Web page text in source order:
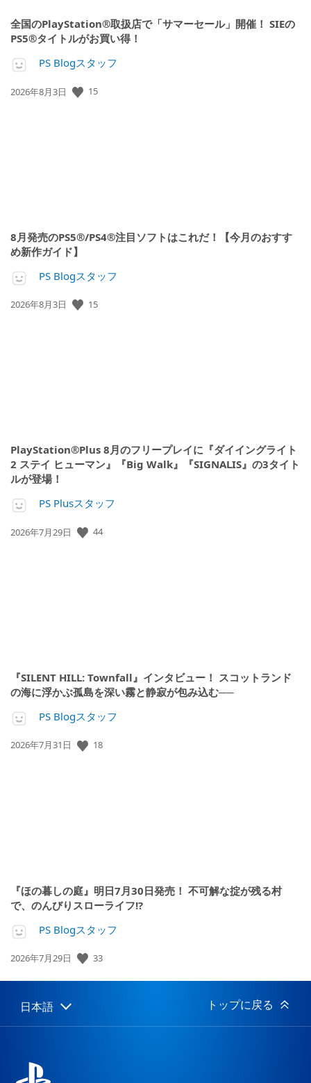
全国のPlayStation®取扱店で「サマーセール」開催！ SIEの
PS5®タイトルがお買い得！
PS Blogスタッフ
公
2026年8月3日 15
8月発売のPS5®/PS4®注目ソフトはこれだ！【今月のおすす
め新作ガイド】
PS Blogスタッフ
公
2026年8月3日 15
PlayStation®Plus 8月のフリープレイに『ダイイングライト
2 ステイ ヒューマン』『Big Walk』『SIGNALIS』の3タイト
ルが登場！
PS Plusスタッフ
公
2026年7月29日 44
『SILENT HILL: Townfall』インタビュー！ スコットランド
の海に浮かぶ孤島を深い霧と静寂が包み込む──
PS Blogスタッフ
公
2026年7月31日 18
『ほの暮しの庭』明日7月30日発売！ 不可解な掟が残る村
で、のんびりスローライフ!?
PS Blogスタッフ
公
日:
2026年7月29日 33
Select
a
Current
region:
日本語 トップに戻る